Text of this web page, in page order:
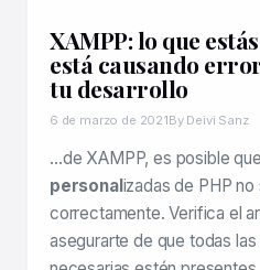
XAMPP: lo que
está causando
tu desarrollo
6 de marzo de 2021By Deivi Sanz
…de XAMPP, es posible
personalizadas de PHP
correctamente. Verifica el
asegurarte de que todas